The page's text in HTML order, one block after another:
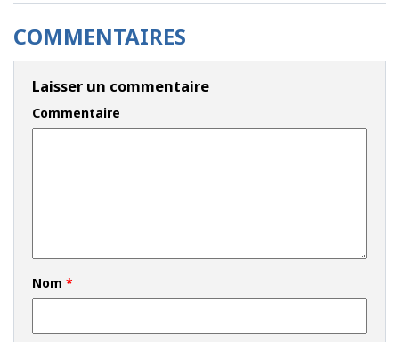
COMMENTAIRES
Laisser un commentaire
Commentaire
Nom *